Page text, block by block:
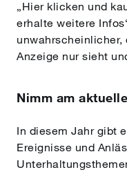
„Hier klicken und
erhalte weitere
unwahrscheinlicher,
Anzeige nur sieht
Nimm am
In diesem Jahr gibt
Ereignisse und